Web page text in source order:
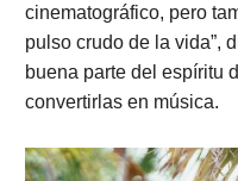
cinematográfico, pero
pulso crudo de la vida”,
buena parte del espíritu
convertirlas en música.